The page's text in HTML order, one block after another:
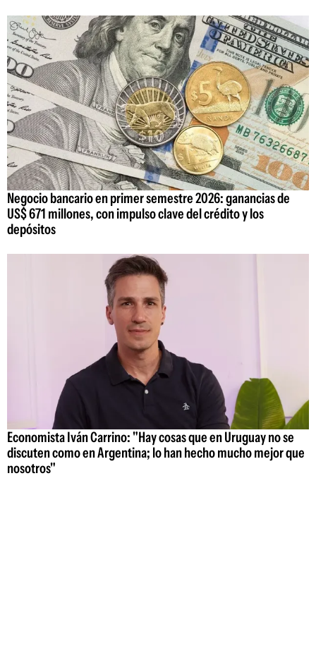
Negocio bancario en primer semestre 2026: ganancias de
US$ 671 millones, con impulso clave del crédito y los
depósitos
Economista Iván Carrino: "Hay cosas que en Uruguay no se
discuten como en Argentina; lo han hecho mucho mejor que
nosotros"